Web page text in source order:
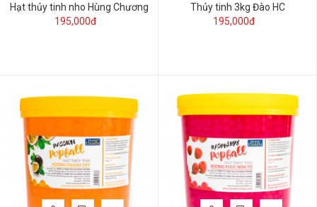
Hạt thủy tinh nho Hùng Chương
195,000đ
Thủy tinh 3kg Đào HC
195,000đ